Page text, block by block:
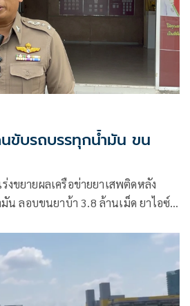
ขับรถบรรทุกน้ำมัน ขน
งขยายผลเครือข่ายยาเสพติดหลัง
น ลอบขนยาบ้า 3.8 ล้านเม็ด ยาไอซ์